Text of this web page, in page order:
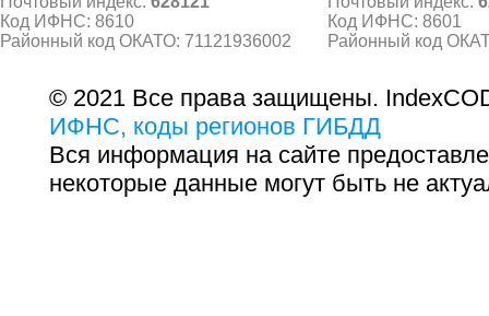
Код ИФНС: 8610
Районный код ОКАТО: 71121936002
Код ИФНС: 8601
Районный код
© 2021 Все права защищены.
ИФНС, коды регионов ГИБДД
Вся информация на сайте
некоторые данные могут быть не